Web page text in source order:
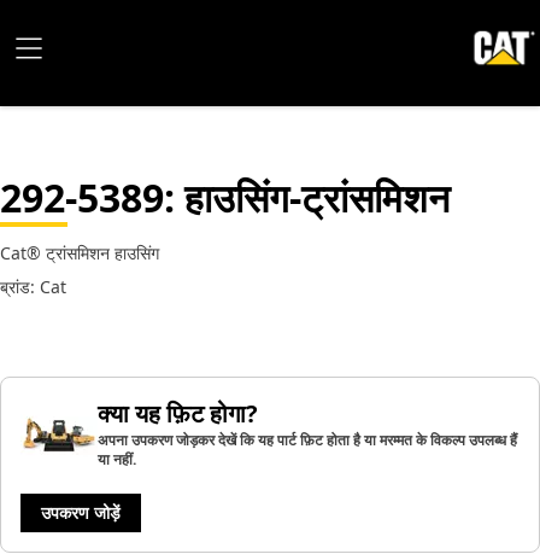
292-5389: हाउसिंग-ट्रांसमिशन
Cat® ट्रांसमिशन हाउसिंग
ब्रांड: Cat
क्या यह फ़िट होगा?
अपना उपकरण जोड़कर देखें कि यह पार्ट फ़िट होता है या मरम्मत के विकल्प उपलब्ध हैं
या नहीं.
उपकरण जोड़ें